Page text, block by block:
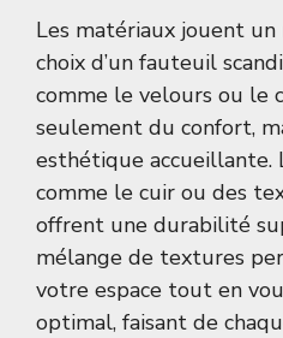
Les matériaux jouent
choix d’un fauteuil
comme le velours ou le
seulement du confort,
esthétique accueillante.
comme le cuir ou des
offrent une durabilité
mélange de textures
votre espace tout en
optimal, faisant de